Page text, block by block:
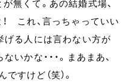
無くて。あの結婚式場、
これ、言っちゃっていい
げる人には言わない方が
いかな・・・。まあまあ、
すけど（笑）。